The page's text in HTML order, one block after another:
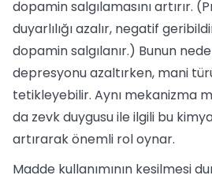
dopamin salgılamasını artırır.
duyarlılığı azalır, negatif
dopamin salgılanır.) Bunun
depresyonu azaltırken, mani
tetikleyebilir. Aynı mekanizma
da zevk duygusu ile ilgili bu
artırarak önemli rol oynar.
Madde kullanımının kesilmesi